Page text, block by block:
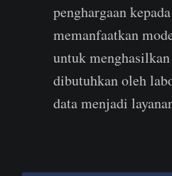
penghargaan
memanfaatkan
untuk
dibutuhkan oleh
data menjadi